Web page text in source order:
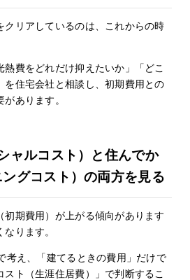
クリアしているのは、これからの時
費をどれだけ抑えたいか」「どこ
を住宅会社と相談し、初期費用との
あります。
ャルコスト）と住んでか
グコスト）の両方を見る
初期費用）が上がる傾向があります
ります。
考え、「建てるときの費用」だけで
ト（生涯住居費）」で判断するこ